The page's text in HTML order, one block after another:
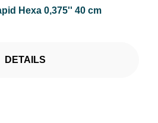
Hexa 0,375'' 40 cm
DETAILS